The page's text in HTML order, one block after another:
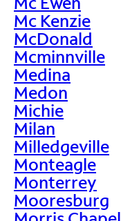
Mc Kenzie
McDonald
Mcminnville
Medina
Medon
Michie
Milan
Milledgeville
Monteagle
Monterrey
Mooresburg